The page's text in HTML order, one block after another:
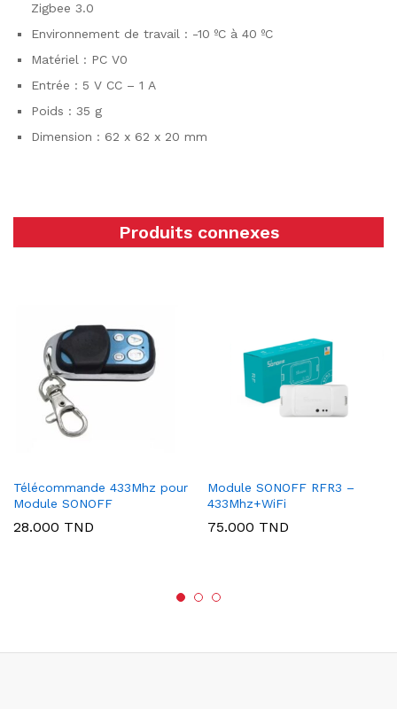
Zigbee 3.0
Environnement de travail : -10 ºC à 40 ºC
Matériel : PC V0
Entrée : 5 V CC – 1 A
Poids : 35 g
Dimension : 62 x 62 x 20 mm
Produits connexes
Télécommande 433Mhz pour
Module SONOFF
28.000 TND
Module SONOFF RFR3 –
433Mhz+WiFi
75.000 TND